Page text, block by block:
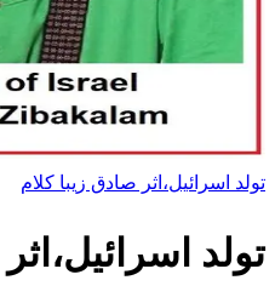
تولد اسرائیل،اثر صادق زیبا کلام
تولد